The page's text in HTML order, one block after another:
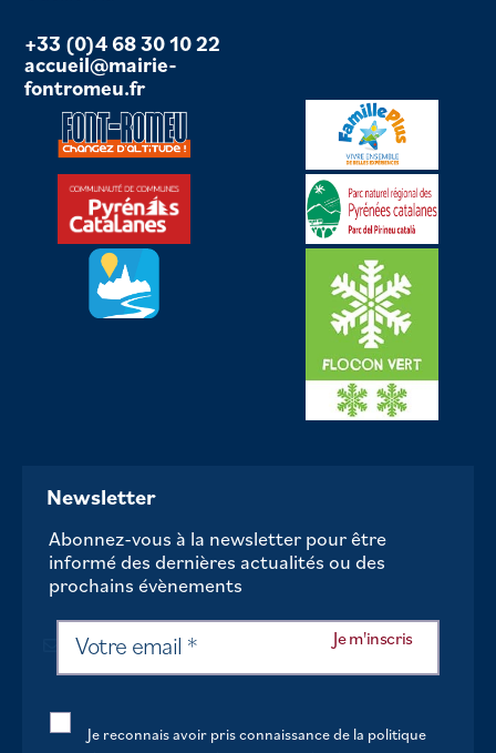
+33 (0)4 68 30 10 22
accueil@mairie-
fontromeu.fr
Newsletter
Abonnez-vous à la newsletter pour être
informé des dernières actualités ou des
prochains évènements
Je reconnais avoir pris connaissance de la politique